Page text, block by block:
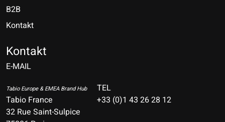
B2B
Kontakt
Kontakt
E-MAIL
Tabio Europe & EMEA Brand Hub
Tabio France
32 Rue Saint-Sulpice
TEL
+33 (0)1 43 26 28 12
Español